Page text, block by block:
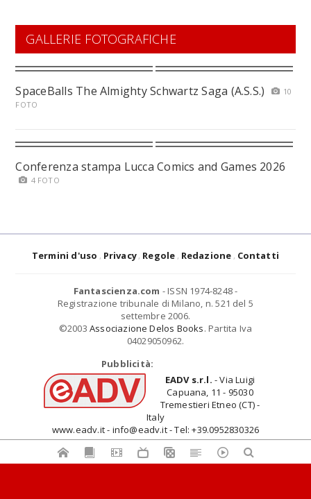
GALLERIE FOTOGRAFICHE
SpaceBalls The Almighty Schwartz Saga (A.S.S.)
10
FOTO
Conferenza stampa Lucca Comics and Games 2026
4 FOTO
Termini d'uso Privacy Regole Redazione Contatti
Fantascienza.com - ISSN 1974-8248 -
Registrazione tribunale di Milano, n. 521 del 5
settembre 2006.
©2003 Associazione Delos Books. Partita Iva
04029050962.
Pubblicità:
EADV s.r.l. - Via Luigi
Capuana, 11 - 95030
Tremestieri Etneo (CT) -
Italy
www.eadv.it - info@eadv.it - Tel: +39.0952830326